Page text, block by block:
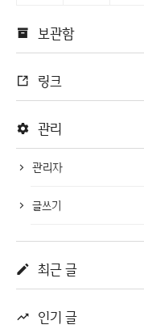
보관함
링크
관리
관리자
글쓰기
최근 글
인기 글